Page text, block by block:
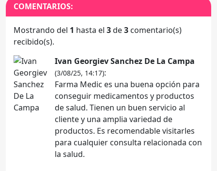
COMENTARIOS:
Mostrando del 1 hasta el 3de3 comentario(s)
recibido(s).
Ivan Georgiev Sanchez De La Campa
(3/08/25, 14:17):
Farma Medic es una buena opción para
conseguir medicamentos y productos
de salud. Tienen un buen servicio al
cliente y una amplia variedad de
productos. Es recomendable visitarles
para cualquier consulta relacionada con
la salud.